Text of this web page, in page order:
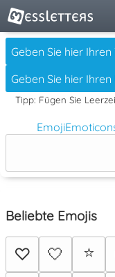
Tipp: Fügen Sie
Emoji
Beliebte Emojis
♡ 🤍 ⭐